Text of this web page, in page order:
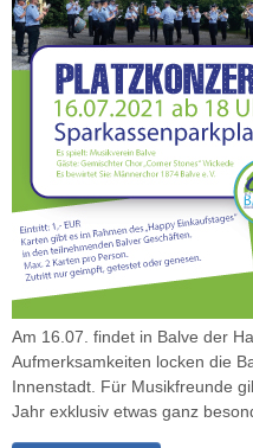
Am 16.07. findet in Balve der
Aufmerksamkeiten locken die
Innenstadt. Für Musikfreunde
Jahr exklusiv etwas ganz